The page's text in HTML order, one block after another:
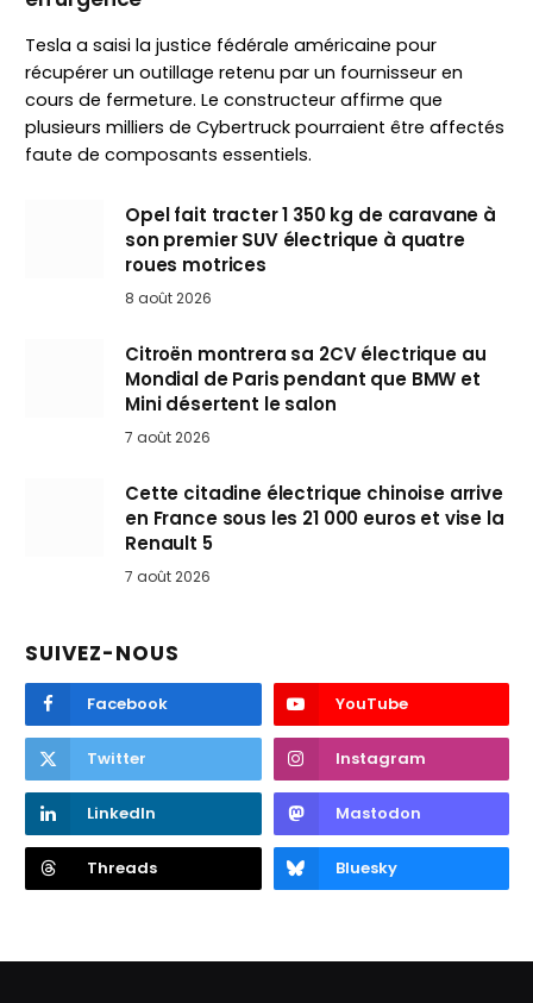
Tesla a saisi la justice fédérale américaine pour
récupérer un outillage retenu par un fournisseur en
cours de fermeture. Le constructeur affirme que
plusieurs milliers de Cybertruck pourraient être affectés
faute de composants essentiels.
Opel fait tracter 1 350 kg de caravane à
son premier SUV électrique à quatre
roues motrices
8 août 2026
Citroën montrera sa 2CV électrique au
Mondial de Paris pendant que BMW et
Mini désertent le salon
7 août 2026
Cette citadine électrique chinoise arrive
en France sous les 21 000 euros et vise la
Renault 5
7 août 2026
SUIVEZ-NOUS
Facebook YouTube
Twitter Instagram
LinkedIn Mastodon
Threads Bluesky